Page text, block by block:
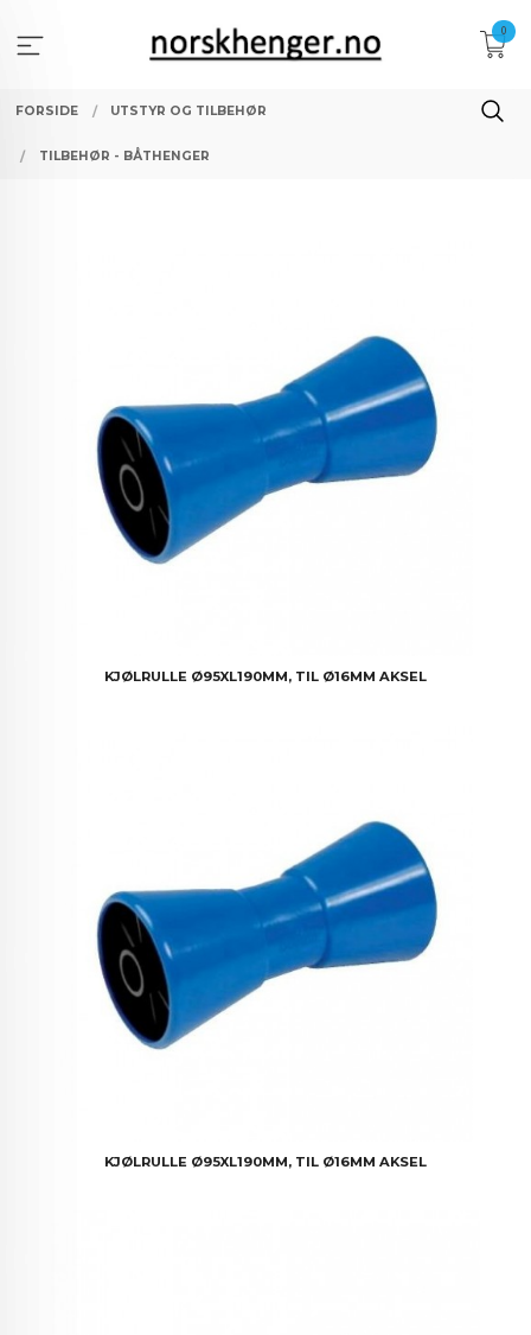
innholdet
0
FORSIDE UTSTYR OG TILBEHØR
TILBEHØR - BÅTHENGER
KJØLRULLE Ø95XL190MM, TIL Ø16MM AKSEL
KJØLRULLE Ø95XL190MM, TIL Ø16MM AKSEL